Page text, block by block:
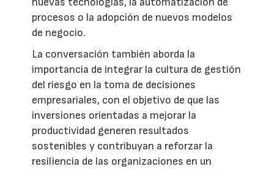
procesos o la adopción de nuevos modelos
de negocio.
La conversación también aborda la
importancia de integrar la cultura de gestión
del riesgo en la toma de decisiones
empresariales, con el objetivo de que las
inversiones orientadas a mejorar la
productividad generen resultados
sostenibles y contribuyan a reforzar la
resiliencia de las organizaciones en un